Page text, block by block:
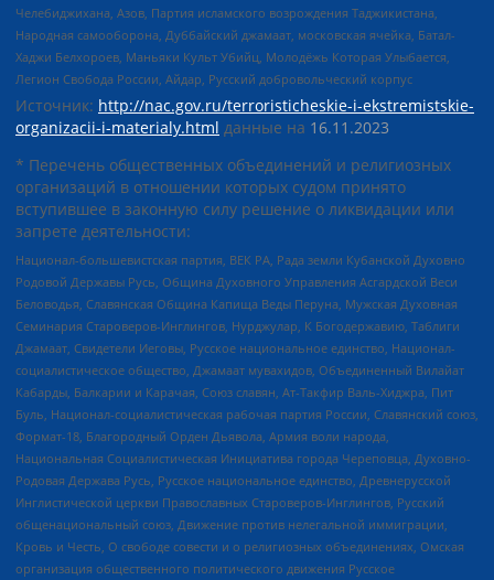
Челебиджихана, Азов, Партия исламского возрождения Таджикистана,
Народная самооборона, Дуббайский джамаат, московская ячейка, Батал-
Хаджи Белхороев, Маньяки Культ Убийц, Молодёжь Которая Улыбается,
Легион Свобода России, Айдар, Русский добровольческий корпус
Источник: http://nac.gov.ru/terroristicheskie-i-ekstremistskie-
organizacii-i-materialy.html данные на 16.11.2023
* Перечень общественных объединений и религиозных
организаций в отношении которых судом принято
вступившее в законную силу решение о ликвидации или
запрете деятельности:
Национал-большевистская партия, ВЕК РА, Рада земли Кубанской Духовно
Родовой Державы Русь, Община Духовного Управления Асгардской Веси
Беловодья, Славянская Община Капища Веды Перуна, Мужская Духовная
Семинария Староверов-Инглингов, Нурджулар, К Богодержавию, Таблиги
Джамаат, Свидетели Иеговы, Русское национальное единство, Национал-
социалистическое общество, Джамаат мувахидов, Объединенный Вилайат
Кабарды, Балкарии и Карачая, Союз славян, Ат-Такфир Валь-Хиджра, Пит
Буль, Национал-социалистическая рабочая партия России, Славянский союз,
Формат-18, Благородный Орден Дьявола, Армия воли народа,
Национальная Социалистическая Инициатива города Череповца, Духовно-
Родовая Держава Русь, Русское национальное единство, Древнерусской
Инглистической церкви Православных Староверов-Инглингов, Русский
общенациональный союз, Движение против нелегальной иммиграции,
Кровь и Честь, О свободе совести и о религиозных объединениях, Омская
организация общественного политического движения Русское